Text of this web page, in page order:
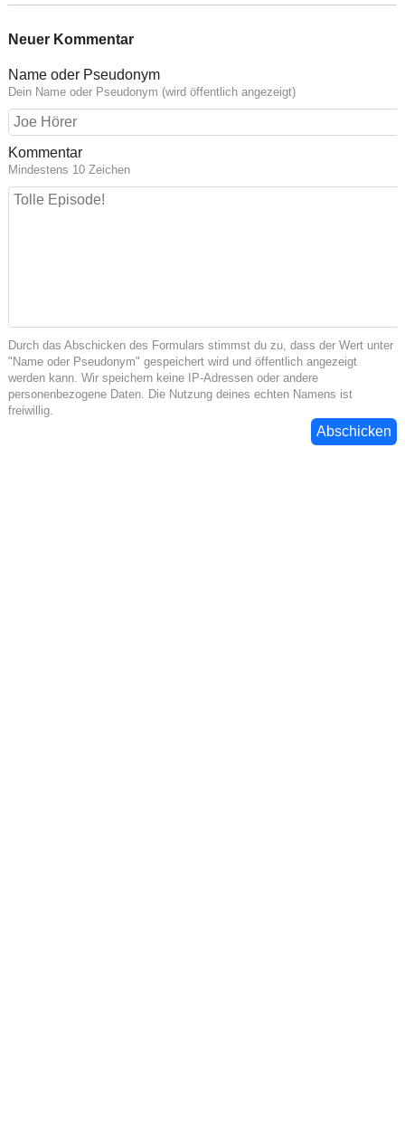
Neuer Kommentar
Name oder Pseudonym
Dein Name oder Pseudonym (wird öffentlich angezeigt)
Kommentar
Mindestens 10 Zeichen
Durch das Abschicken des Formulars stimmst du zu, dass der Wert unter
"Name oder Pseudonym" gespeichert wird und öffentlich angezeigt
werden kann. Wir speichern keine IP-Adressen oder andere
personenbezogene Daten. Die Nutzung deines echten Namens ist
freiwillig.
Abschicken